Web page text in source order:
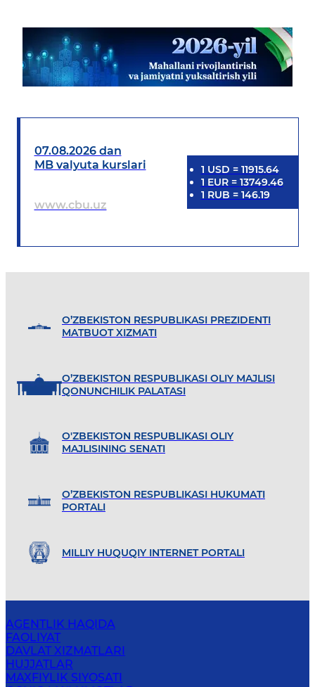
07.08.2026 dan
MB valyuta kurslari
www.cbu.uz
1 USD = 11915.64
1 EUR= 13749.46
1 RUB = 146.19
O’ZBEKISTON RESPUBLIKASI PREZIDENTI
MATBUOT XIZMATI
O’ZBEKISTON RESPUBLIKASI OLIY MAJLISI
QONUNCHILIK PALATASI
O'ZBEKISTON RESPUBLIKASI OLIY
MAJLISINING SENATI
O’ZBEKISTON RESPUBLIKASI HUKUMATI
PORTALI
MILLIY HUQUQIY INTERNET PORTALI
AGENTLIK HAQIDA
FAOLIYAT
DAVLAT XIZMATLARI
HUJJATLAR
MAXFIYLIK SIYOSATI